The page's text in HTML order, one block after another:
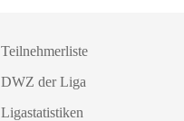
Teilnehmerliste
DWZ der Liga
Ligastatistiken